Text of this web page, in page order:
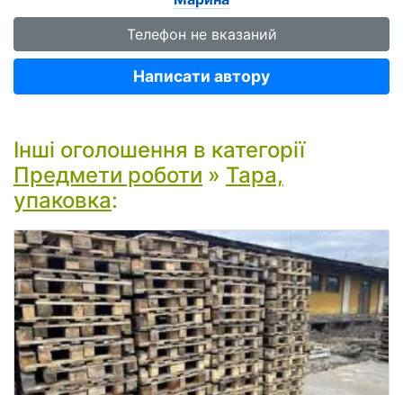
Телефон не вказаний
Написати автору
Інші оголошення в категорії
Предмети роботи » Тара,
упаковка: